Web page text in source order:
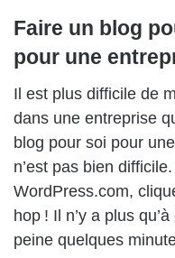
Faire un blog
pour une
Il est plus difficile de
dans une entreprise
blog pour soi pour
n’est pas bien
WordPress.com,
hop ! Il n’y a plus
peine quelques